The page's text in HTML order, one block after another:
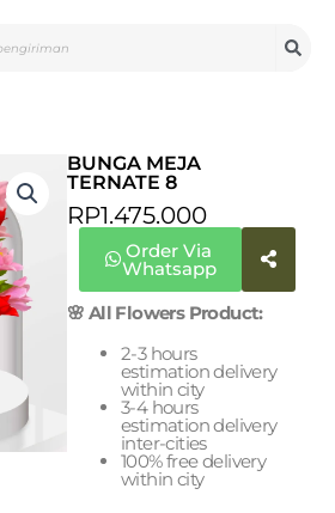
BUNGA MEJA
TERNATE 8
RP1.475.000
Order Via
Whatsapp
🌸 All Flowers Product:
2-3 hours
estimation delivery
within city
3-4 hours
estimation delivery
inter-cities
100% free delivery
within city